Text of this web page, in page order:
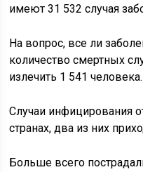
имеют 31 532 случая
На вопрос, все ли
количество смертных
излечить 1 541 человека.
Случаи инфицирования
странах, два из них
Больше всего